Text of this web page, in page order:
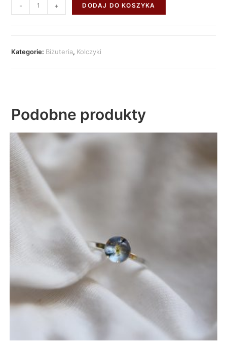
- + DODAJ DO KOSZYKA
Kategorie: Biżuteria, Kolczyki
Podobne produkty